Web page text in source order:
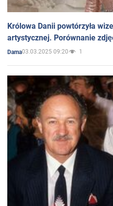
Królowa Danii powtórzyła
artystycznej. Porównanie
Dama03.03.2025 09:20 1